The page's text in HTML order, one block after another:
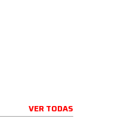
VER TODAS